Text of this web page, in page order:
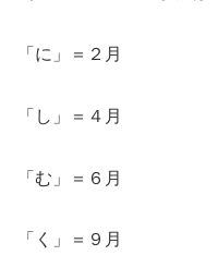
「に」＝２月
「し」＝４月
「む」＝６月
「く」＝９月